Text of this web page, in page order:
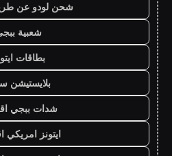
شحن لودو عن
شعبية
بطاقات
بلايستيشن
شدات ببجي
ايتونز امريكي